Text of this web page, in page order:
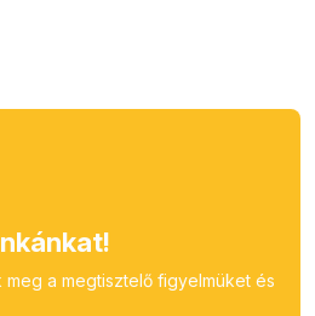
meg a megtisztelő figyelmüket és